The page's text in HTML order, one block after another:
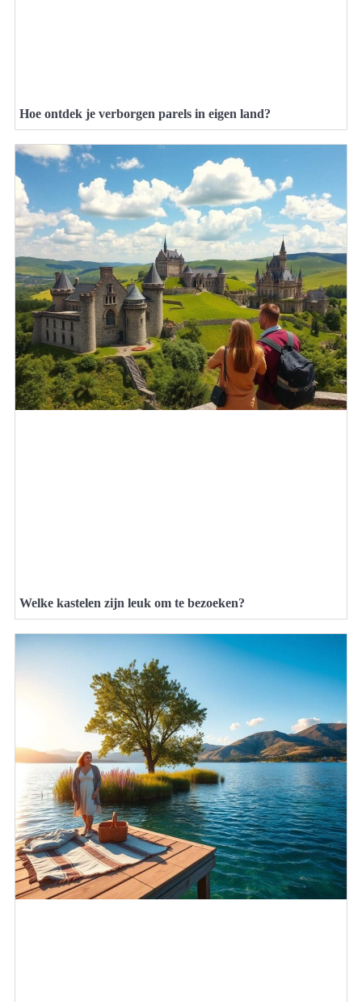
Hoe ontdek je verborgen parels in eigen land?
Welke kastelen zijn leuk om te bezoeken?